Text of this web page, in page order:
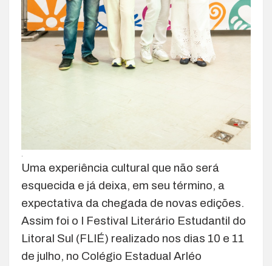
Uma experiência cultural que não será
esquecida e já deixa, em seu término, a
expectativa da chegada de novas edições.
Assim foi o I Festival Literário Estudantil do
Litoral Sul (FLIÉ) realizado nos dias 10 e 11
de julho, no Colégio Estadual Arléo